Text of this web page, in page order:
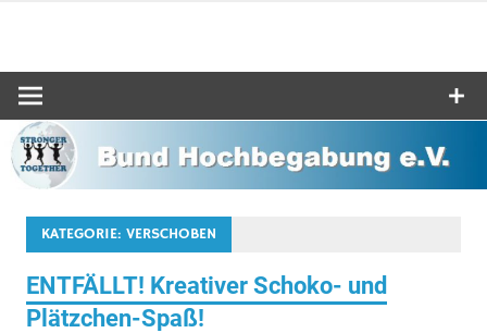
Bund-
e.V.
KATEGORIE: VERSCHOBEN
ENTFÄLLT! Kreativer Schoko- und
Plätzchen-Spaß!